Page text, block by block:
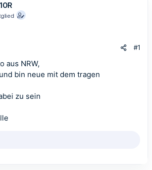
#1
aus NRW,
bin neue mit dem tragen
zu sein